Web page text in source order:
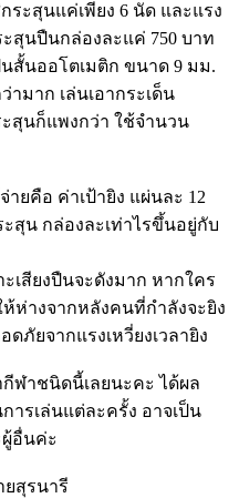
ระสุนแค่เพียง 6 นัด และแรง
นปืนกล่องละแค่ 750 บาท
สั้นออโตเมติก ขนาด 9 มม.
ามาก เล่นเอากระเด็น
สุนก็แพงกว่า ใช้จำนวน
ยคือ ค่าเป้ายิง แผ่นละ 12
สุน กล่องละเท่าไรขึ้นอยู่กับ
เสียงปืนจะดังมาก หากใคร
ห้ห่างจากหลังคนที่กำลังจะยิง
ภัยจากแรงเหวี่ยงเวลายิง
ฬาชนิดนี้เลยนะคะ ได้ผล
ารเล่นแต่ละครั้ง อาจเป็น
อื่นค่ะ
ยสุรนารี